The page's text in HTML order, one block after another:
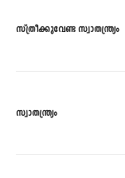
സ്ത്രീക്കുവേണ്ട സ്വാതന്ത്ര്യം
സ്വാതന്ത്ര്യം